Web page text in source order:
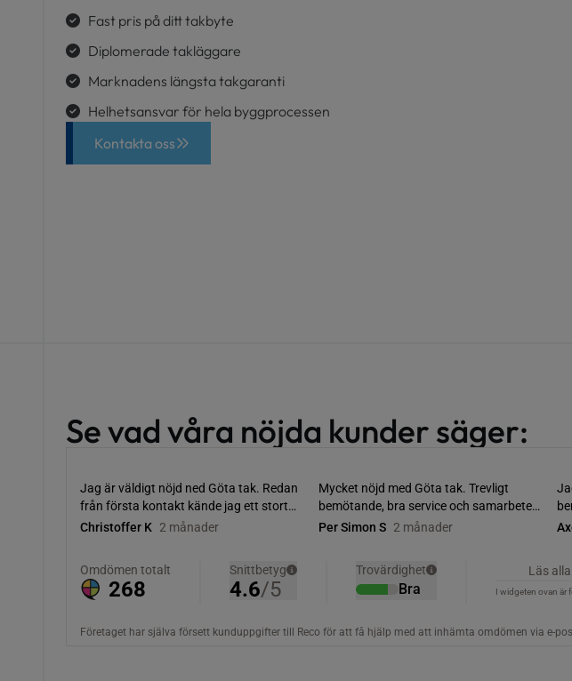
Fast pris på ditt takbyte
Diplomerade takläggare
Marknadens längsta takgaranti
Helhetsansvar för hela byggprocessen
Kontakta oss
Se vad våra nöjda kunder säger: